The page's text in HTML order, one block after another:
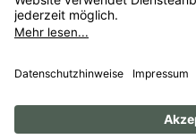
Alle Preise inkl.
anders
ImpressumAGB